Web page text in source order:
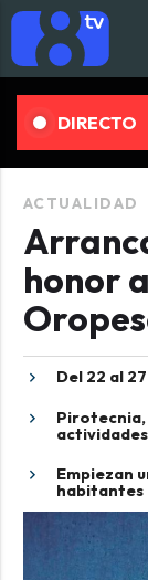
DIRECTO
ACTUALIDAD
honor
Del 22 al
actividades
Empiezan
habitantes